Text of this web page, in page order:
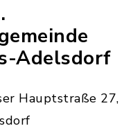
Adelsdorf
Hauptstraße 27,